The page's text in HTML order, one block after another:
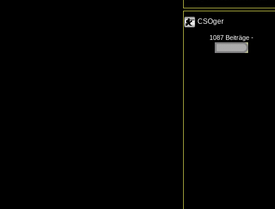
CSOger
1087 Beiträge -